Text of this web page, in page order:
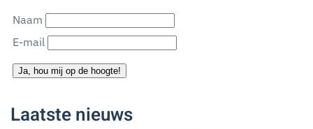
Naam
E-mail
Ja, hou mij op de hoogte!
Laatste nieuws